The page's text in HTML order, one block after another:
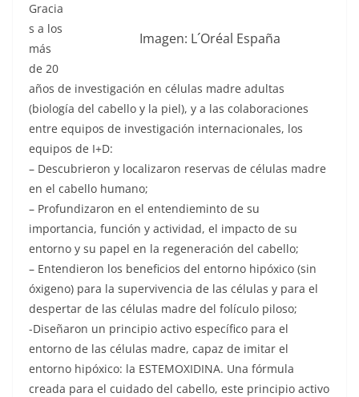
Imagen: L´Oréal España
Gracia
s a los
más
de 20
años de investigación en células madre adultas
(biología del cabello y la piel), y a las colaboraciones
entre equipos de investigación internacionales, los
equipos de I+D:
– Descubrieron y localizaron reservas de células madre
en el cabello humano;
– Profundizaron en el entendieminto de su
importancia, función y actividad, el impacto de su
entorno y su papel en la regeneración del cabello;
– Entendieron los beneficios del entorno hipóxico (sin
óxigeno) para la supervivencia de las células y para el
despertar de las células madre del folículo piloso;
-Diseñaron un principio activo específico para el
entorno de las células madre, capaz de imitar el
entorno hipóxico: la ESTEMOXIDINA. Una fórmula
creada para el cuidado del cabello, este principio activo